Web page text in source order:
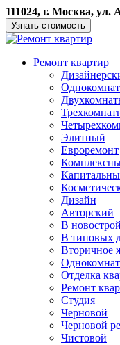
111024, г. Москва, ул.
Узнать стоимость
Ремонт квартир
Элитный
Евроремонт
Дизайн
Авторский
В
В типовых
Вторичное
Отделка
Ремонт
Студия
Черновой
Черновой
Чистовой